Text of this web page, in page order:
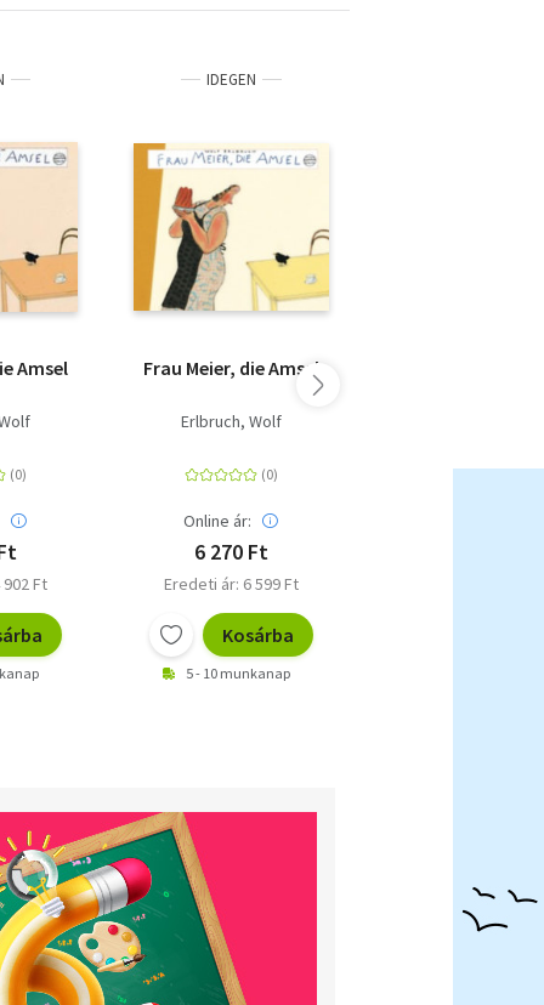
Amsel
Ft
IDEGEN
Frau Meier, die Amsel
Erlbruch, Wolf
Online ár:
6 270 Ft
Eredeti ár: 6 599 Ft
Kosárba
5 - 10 munkanap